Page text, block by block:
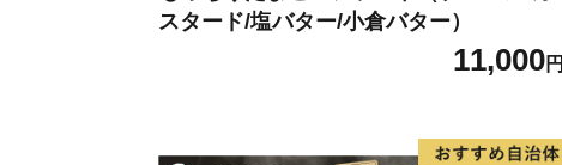
スタード/塩バター/小倉バター）
11,000円